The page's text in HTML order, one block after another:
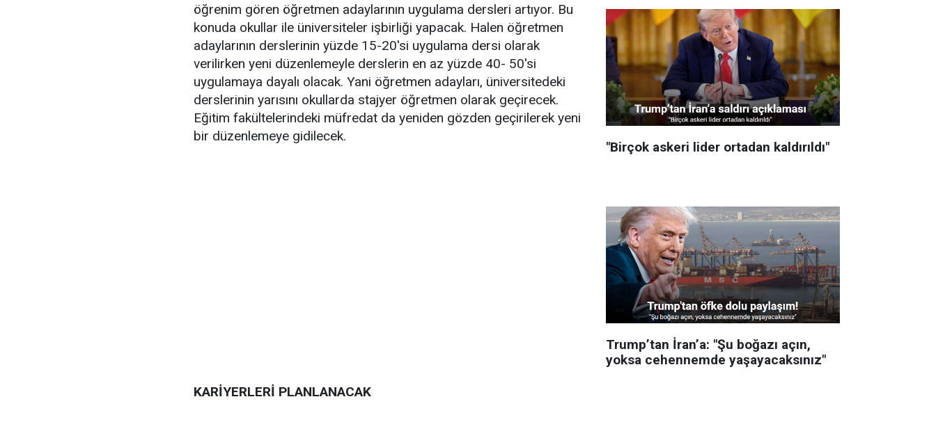
öğrenim gören öğretmen adaylarının uygulama dersleri artıyor. Bu
konuda okullar ile üniversiteler işbirliği yapacak. Halen öğretmen
adaylarının derslerinin yüzde 15-20'si uygulama dersi olarak
verilirken yeni düzenlemeyle derslerin en az yüzde 40- 50'si
uygulamaya dayalı olacak. Yani öğretmen adayları, üniversitedeki
derslerinin yarısını okullarda stajyer öğretmen olarak geçirecek.
Eğitim fakültelerindeki müfredat da yeniden gözden geçirilerek yeni
bir düzenlemeye gidilecek.
KARİYERLERİ PLANLANACAK
"Birçok askeri lider ortadan kaldırıldı"
Trump’tan İran’a: "Şu boğazı açın,
yoksa cehennemde yaşayacaksınız"